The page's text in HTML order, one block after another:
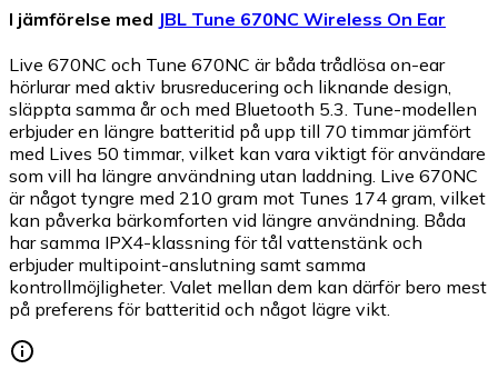
I jämförelse med JBL Tune 670NC Wireless On Ear
Live 670NC och Tune 670NC är båda trådlösa on-ear
hörlurar med aktiv brusreducering och liknande design,
släppta samma år och med Bluetooth 5.3. Tune-modellen
erbjuder en längre batteritid på upp till 70 timmar jämfört
med Lives 50 timmar, vilket kan vara viktigt för användare
som vill ha längre användning utan laddning. Live 670NC
är något tyngre med 210 gram mot Tunes 174 gram, vilket
kan påverka bärkomforten vid längre användning. Båda
har samma IPX4-klassning för tål vattenstänk och
erbjuder multipoint-anslutning samt samma
kontrollmöjligheter. Valet mellan dem kan därför bero mest
på preferens för batteritid och något lägre vikt.